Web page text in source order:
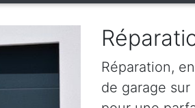
Réparation,
de garage